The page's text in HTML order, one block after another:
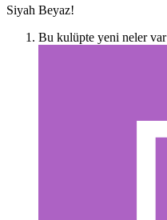
Siyah Beyaz!
Bu kulüpte yeni neler var